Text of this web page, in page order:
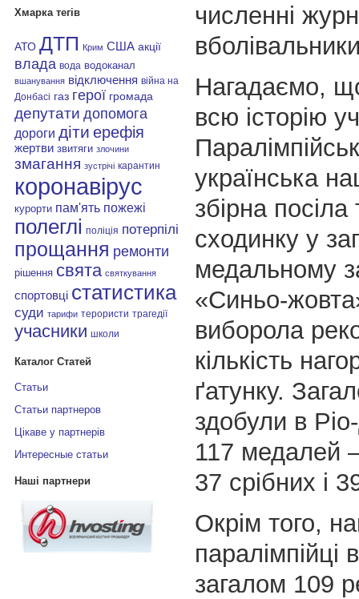
Хмарка тегів
АТО ДТП Крим США акції
влада вода водоканал
вшанування відключення війна на
Донбасі газ герої громада
депутати допомога
дороги діти ерефія
жертви звитяги злочини
змагання зустрічі карантин
коронавірус
курорти пам'ять пожежі
полеглі поліція потерпілі
прощання ремонти
рішення свята святкування
спортовці статистика
суди тарифи терористи трагедії
учасники школи
Каталог Статей
Статьи
Статьи партнеров
Цікаве у партнерів
Интересные статьи
Наші партнери
численні
Нагадаємо,
всю історію
українська
збірна
сходинку у
медальному
«Синьо-
виборола
кількість
ґатунку.
здобули в
117 медалей
37 срібних і
Окрім того,
паралімпійці
загалом 109